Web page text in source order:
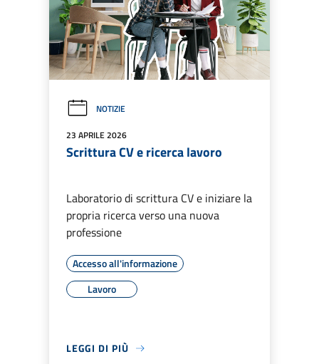
NOTIZIE
23 APRILE 2026
Scrittura CV e ricerca lavoro
Laboratorio di scrittura CV e iniziare la
propria ricerca verso una nuova
professione
Accesso all'informazione
Lavoro
LEGGI DI PIÙ